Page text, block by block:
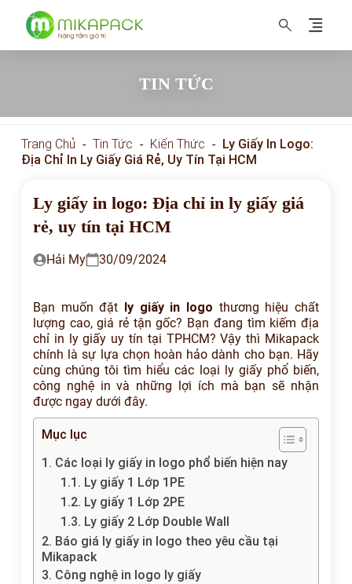
MIKAPACK Nâng tầm thương hiệu
TIN TỨC
Trang Chủ - Tin Tức - Kiến Thức - Ly Giấy In Logo:
Địa Chỉ In Ly Giấy Giá Rẻ, Uy Tín Tại HCM
Ly giấy in logo: Địa chỉ in ly giấy giá
rẻ, uy tín tại HCM
Hải My 30/09/2024
Bạn muốn đặt ly giấy in logo thương hiệu chất
lượng cao, giá rẻ tận gốc? Bạn đang tìm kiếm địa
chỉ in ly giấy uy tín tại TPHCM? Vậy thì Mikapack
chính là sự lựa chọn hoàn hảo dành cho bạn. Hãy
cùng chúng tôi tìm hiểu các loại ly giấy phổ biến,
công nghệ in và những lợi ích mà bạn sẽ nhận
được ngay dưới đây.
Mục lục
1. Các loại ly giấy in logo phổ biến hiện nay
1.1. Ly giấy 1 Lớp 1PE
1.2. Ly giấy 1 Lớp 2PE
1.3. Ly giấy 2 Lớp Double Wall
2. Báo giá ly giấy in logo theo yêu cầu tại
Mikapack
3. Công nghệ in logo ly giấy